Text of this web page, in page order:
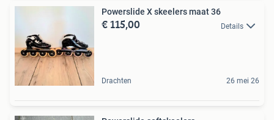
Powerslide X skeelers maat 36
€ 115,00 Details
Drachten 26 mei 26